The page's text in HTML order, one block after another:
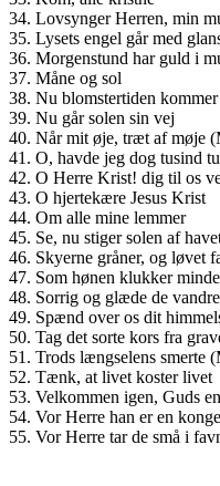
34. Lovsynger Herren, min
35. Lysets engel går med
36. Morgenstund har guld i
37. Måne og sol
38. Nu blomstertiden
39. Nu går solen sin vej
40. Når mit øje, træt af møje
41. O, havde jeg dog tusind
42. O Herre Krist! dig til os
43. O hjertekære Jesus Krist
44. Om alle mine lemmer
45. Se, nu stiger solen af
46. Skyerne gråner, og løvet
47. Som hønen klukker
48. Sorrig og glæde de
49. Spænd over os dit
50. Tag det sorte kors fra
51. Trods længselens smerte
52. Tænk, at livet koster livet
53. Velkommen igen, Guds
54. Vor Herre han er en
55. Vor Herre tar de små i